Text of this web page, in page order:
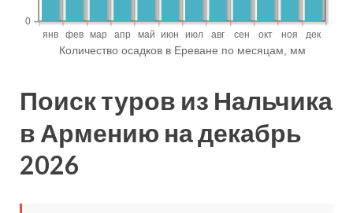
Поиск туров из Нальчика
в Армению на декабрь
2026